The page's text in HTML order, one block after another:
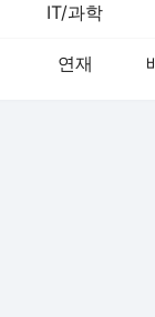
IT/과학
연재